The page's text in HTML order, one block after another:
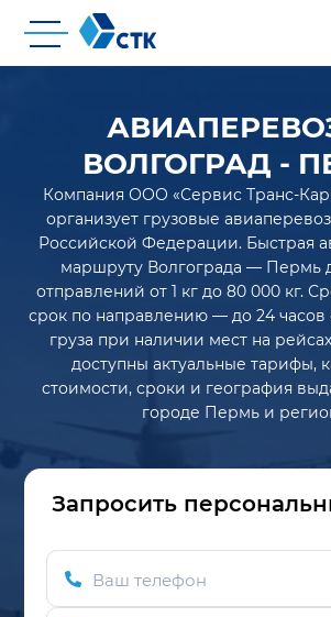
ВОЛГОГРАД -
Компания ООО «Сервис Транс-
организует грузовые
Российской Федерации. Быстрая
маршруту Волгограда — Пермь
отправлений от 1 кг до 80 000 кг.
срок по направлению — до 24 часов
груза при наличии мест на
доступны актуальные тарифы,
стоимости, сроки и география
городе Пермь и
Запросить
Ваш телефон